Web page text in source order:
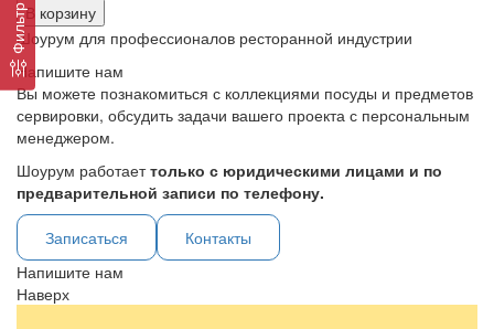
ФильтрВ корзину
Шоурум для профессионалов ресторанной индустрии
Напишите нам
Вы можете познакомиться с коллекциями посуды и предметов
сервировки, обсудить задачи вашего проекта с персональным
менеджером.
Шоурум работаеттолько с юридическими лицами и по
предварительной записи по телефону.
Записаться
Контакты
Напишите нам
Наверх